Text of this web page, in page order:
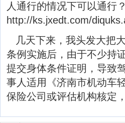
人通行的情况下可以通行
http://ks.jxedt.com/
几天下来，我头发大把
条例实施后，由于不少持
提交身体条件证明，导致
事人适用《济南市机动车
保险公司或评估机构核定